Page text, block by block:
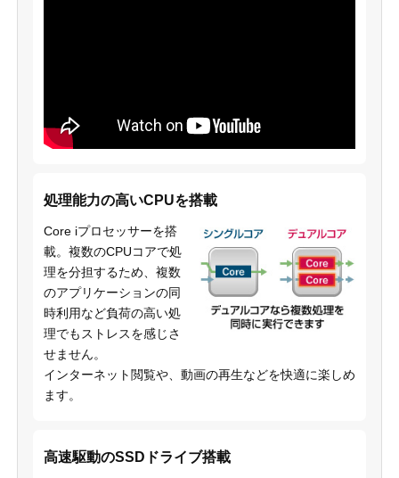
処理能力の高いCPUを搭載
Core iプロセッサーを搭
載。複数のCPUコアで処
理を分担するため、複数
のアプリケーションの同
時利用など負荷の高い処
理でもストレスを感じさ
せません。
インターネット閲覧や、動画の再生などを快適に楽しめ
ます。
高速駆動のSSDドライブ搭載